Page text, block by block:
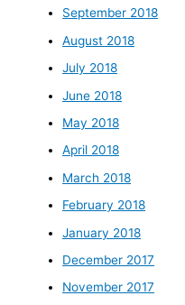
September 2018
August 2018
July 2018
June 2018
May 2018
April 2018
March 2018
February 2018
January 2018
December 2017
November 2017